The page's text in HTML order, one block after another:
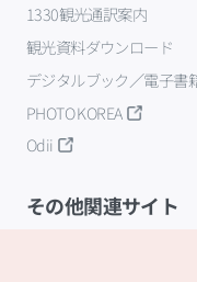
1330観光通訳案内
観光資料ダウンロード
デジタルブック／電子書
PHOTO KOREA
Odii
その他関連サイト